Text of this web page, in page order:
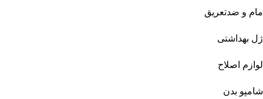
مام و ضدتعریق
ژل بهداشتی
لوازم اصلاح
شامپو بدن